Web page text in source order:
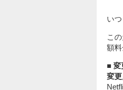
い
こ
額料
■ 変
変